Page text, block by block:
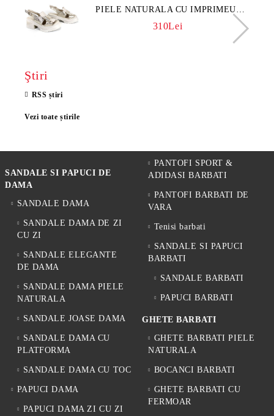
PIELE NATURALA CU IMPRIMEU
FLORAL - MODEL LUNA
310Lei
Ştiri
RSS știri
Vezi toate știrile
SANDALE SI PAPUCI DE
DAMA
SANDALE DAMA
SANDALE DAMA DE ZI
CU ZI
SANDALE ELEGANTE
DE DAMA
SANDALE DAMA PIELE
NATURALA
SANDALE JOASE DAMA
SANDALE DAMA CU
PLATFORMA
SANDALE DAMA CU TOC
PAPUCI DAMA
PAPUCI DAMA ZI CU ZI
PANTOFI SPORT &
ADIDASI BARBATI
PANTOFI BARBATI DE
VARA
Tenisi barbati
SANDALE SI PAPUCI
BARBATI
SANDALE BARBATI
PAPUCI BARBATI
GHETE BARBATI
GHETE BARBATI PIELE
NATURALA
BOCANCI BARBATI
GHETE BARBATI CU
FERMOAR